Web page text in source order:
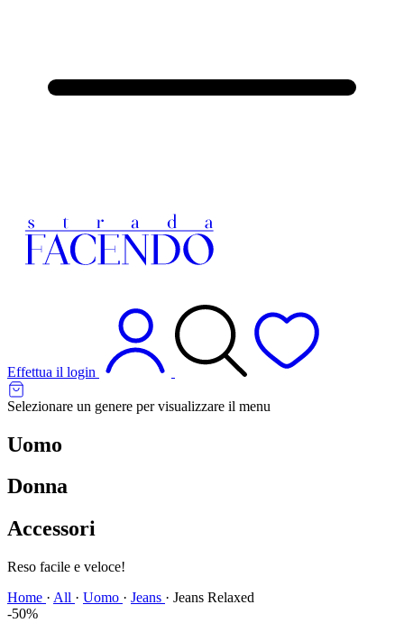
Effettua il login
Selezionare un genere per visualizzare il menu
Uomo
Donna
Accessori
Spedizione veloce!
Home · All · Uomo · Jeans · Jeans Relaxed
-50%